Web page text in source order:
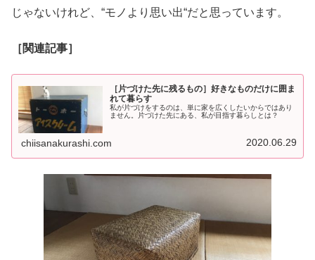
じゃないけれど、“モノより思い出“だと思っています。
［関連記事］
［片づけた先に残るもの］好きなものだけに囲ま
れて暮らす
私が片づけをするのは、単に家を広くしたいからではあり
ません。片づけた先にある、私が目指す暮らしとは？
chiisanakurashi.com 2020.06.29